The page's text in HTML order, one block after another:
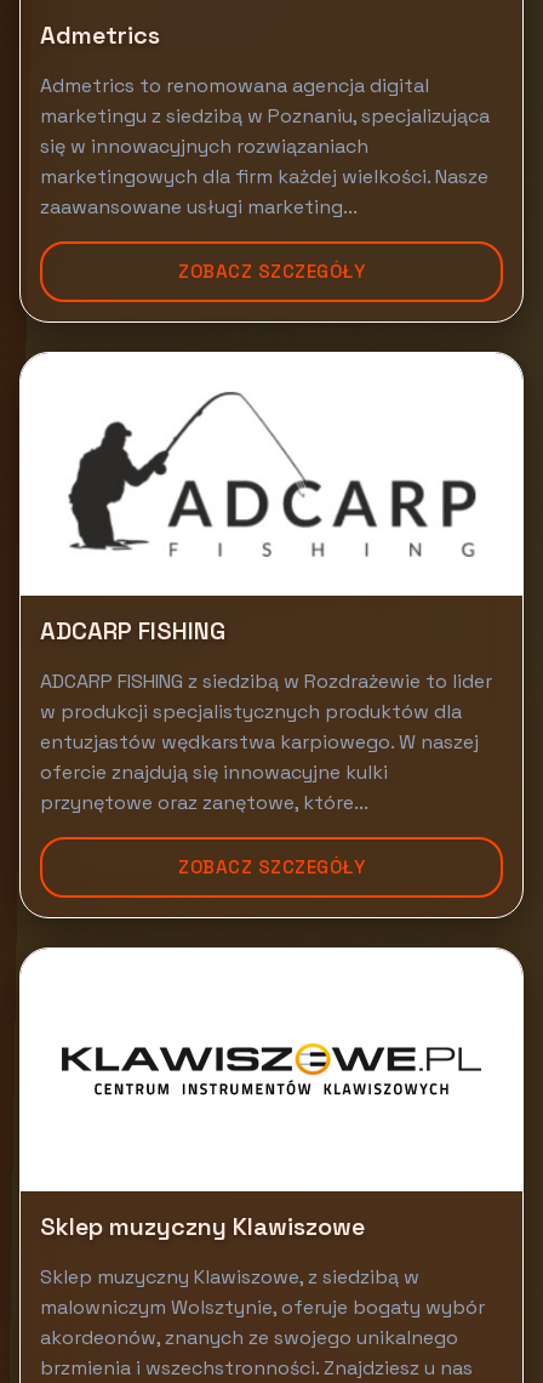
Admetrics
Admetrics to renomowana agencja digital
marketingu z siedzibą w Poznaniu, specjalizująca
się w innowacyjnych rozwiązaniach
marketingowych dla firm każdej wielkości. Nasze
zaawansowane usługi marketing...
ZOBACZ SZCZEGÓŁY
ADCARP FISHING
ADCARP FISHING z siedzibą w Rozdrażewie to lider
w produkcji specjalistycznych produktów dla
entuzjastów wędkarstwa karpiowego. W naszej
ofercie znajdują się innowacyjne kulki
przynętowe oraz zanętowe, które...
ZOBACZ SZCZEGÓŁY
Sklep muzyczny Klawiszowe
Sklep muzyczny Klawiszowe, z siedzibą w
malowniczym Wolsztynie, oferuje bogaty wybór
akordeonów, znanych ze swojego unikalnego
brzmienia i wszechstronności. Znajdziesz u nas